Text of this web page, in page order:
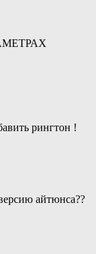
рингтон !
айтюнса??